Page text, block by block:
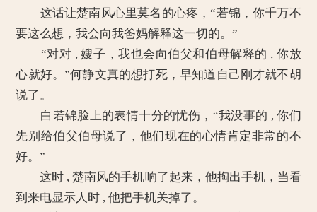
这话让楚南风心里莫名的心疼，“若锦，你千万不
要这么想，我会向我爸妈解释这一切的。”
“对对 , 嫂子，我也会向伯父和伯母解释的 , 你放
心就好。”何静文真的想打死，早知道自己刚才就不胡
说了。
白若锦脸上的表情十分的忧伤，“我没事的 , 你们
先别给伯父伯母说了，他们现在的心情肯定非常的不
好。”
这时 , 楚南风的手机响了起来，他掏出手机，当看
到来电显示人时 , 他把手机关掉了。